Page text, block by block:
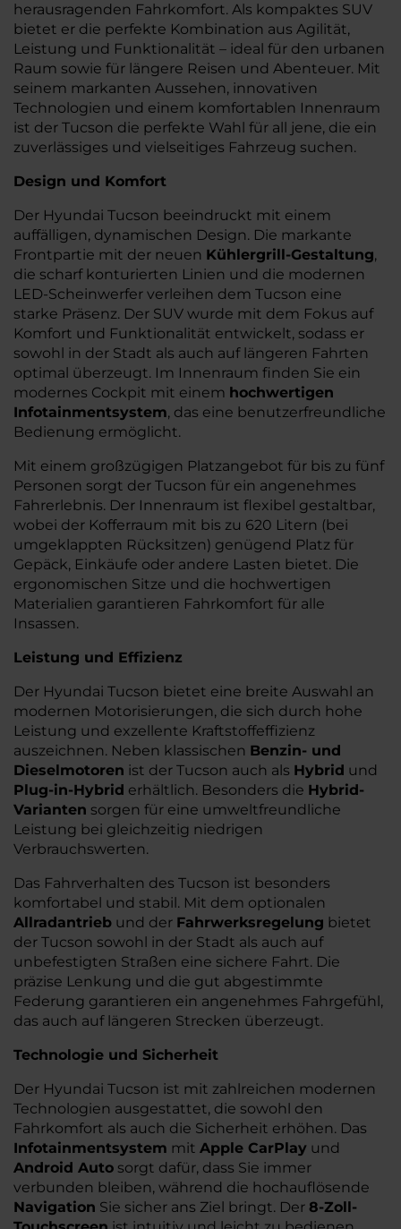
herausragenden Fahrkomfort. Als kompaktes SUV
bietet er die perfekte Kombination aus Agilität,
Leistung und Funktionalität – ideal für den urbanen
Raum sowie für längere Reisen und Abenteuer. Mit
seinem markanten Aussehen, innovativen
Technologien und einem komfortablen Innenraum
ist der Tucson die perfekte Wahl für all jene, die ein
zuverlässiges und vielseitiges Fahrzeug suchen.
Design und Komfort
Der Hyundai Tucson beeindruckt mit einem
auffälligen, dynamischen Design. Die markante
Frontpartie mit der neuen Kühlergrill-Gestaltung,
die scharf konturierten Linien und die modernen
LED-Scheinwerfer verleihen dem Tucson eine
starke Präsenz. Der SUV wurde mit dem Fokus auf
Komfort und Funktionalität entwickelt, sodass er
sowohl in der Stadt als auch auf längeren Fahrten
optimal überzeugt. Im Innenraum finden Sie ein
modernes Cockpit mit einem hochwertigen
Infotainmentsystem, das eine benutzerfreundliche
Bedienung ermöglicht.
Mit einem großzügigen Platzangebot für bis zu fünf
Personen sorgt der Tucson für ein angenehmes
Fahrerlebnis. Der Innenraum ist flexibel gestaltbar,
wobei der Kofferraum mit bis zu 620 Litern (bei
umgeklappten Rücksitzen) genügend Platz für
Gepäck, Einkäufe oder andere Lasten bietet. Die
ergonomischen Sitze und die hochwertigen
Materialien garantieren Fahrkomfort für alle
Insassen.
Leistung und Effizienz
Der Hyundai Tucson bietet eine breite Auswahl an
modernen Motorisierungen, die sich durch hohe
Leistung und exzellente Kraftstoffeffizienz
auszeichnen. Neben klassischen Benzin- und
Dieselmotoren ist der Tucson auch als Hybrid und
Plug-in-Hybrid erhältlich. Besonders die Hybrid-
Varianten sorgen für eine umweltfreundliche
Leistung bei gleichzeitig niedrigen
Verbrauchswerten.
Das Fahrverhalten des Tucson ist besonders
komfortabel und stabil. Mit dem optionalen
Allradantrieb und der Fahrwerksregelung bietet
der Tucson sowohl in der Stadt als auch auf
unbefestigten Straßen eine sichere Fahrt. Die
präzise Lenkung und die gut abgestimmte
Federung garantieren ein angenehmes Fahrgefühl,
das auch auf längeren Strecken überzeugt.
Technologie und Sicherheit
Der Hyundai Tucson ist mit zahlreichen modernen
Technologien ausgestattet, die sowohl den
Fahrkomfort als auch die Sicherheit erhöhen. Das
Infotainmentsystem mit Apple CarPlay und
Android Auto sorgt dafür, dass Sie immer
verbunden bleiben, während die hochauflösende
Navigation Sie sicher ans Ziel bringt. Der 8-Zoll-